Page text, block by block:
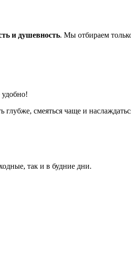
и душевность. Мы отбираем
глубже, смеяться чаще и
так и в будние дни.